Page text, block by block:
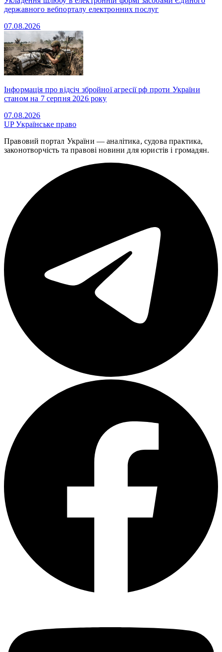
державного вебпорталу електронних послуг
07.08.2026
Інформація про відсіч збройної агресії рф проти України
станом на 7 серпня 2026 року
07.08.2026
UPУкраїнське право
Правовий портал України — аналітика, судова практика,
законотворчість та правові новини для юристів і громадян.